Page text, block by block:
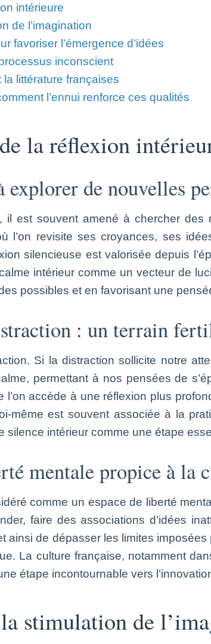
intérieure
de l’imagination
favoriser l’émergence d’idées
inconscient
la littérature françaises
l’ennui renforce ces qualités
la réflexion
de nouvelles
il est souvent amené à chercher
l’on revisite ses croyances, ses
silencieuse est valorisée depuis
intérieur comme un vecteur de
possibles et en favorisant une
: un terrain
Si la distraction sollicite notre
permettant à nos pensées de
accède à une réflexion plus
même est souvent associée à la
silence intérieur comme une étape
mentale propice à la
comme un espace de liberté
faire des associations d’idées
ainsi de dépasser les limites
La culture française, notamment
étape incontournable vers
stimulation de